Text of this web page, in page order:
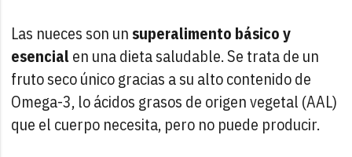
Las nueces son un superalimento básico y
esencialen una dieta saludable. Se trata de un
fruto seco único gracias a su alto contenido de
Omega-3, lo ácidos grasos de origen vegetal (AAL)
que el cuerpo necesita, pero no puede producir.